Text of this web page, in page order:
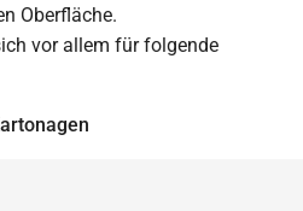
Oberfläche.
vor allem für folgende